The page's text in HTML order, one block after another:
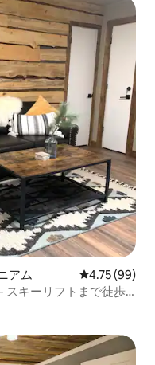
アム レビュー99
4.75 (99)
スキーリフトまで徒歩